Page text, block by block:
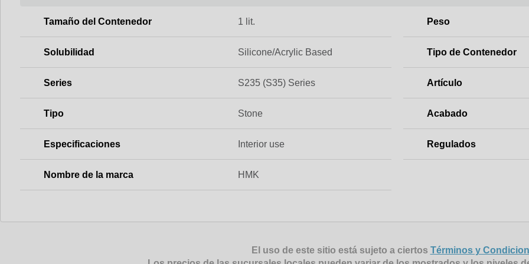
Tamaño del Contenedor 1 lit. Peso
Solubilidad Silicone/Acrylic Based Tipo de Contenedor
Series S235 (S35) Series Artículo
Tipo Stone Acabado
Especificaciones Interior use Regulados
Nombre de la marca HMK
El uso de este sitio está sujeto a ciertos Términos y